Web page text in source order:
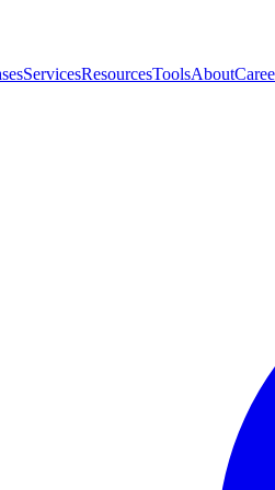
ServicesResourcesToolsAbout